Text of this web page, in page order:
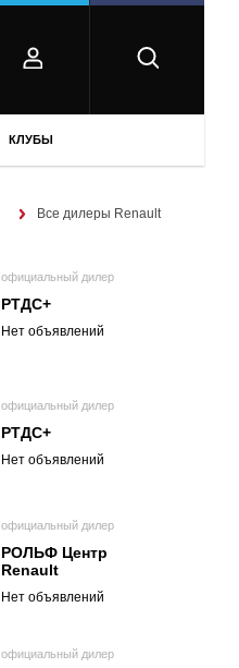
КЛУБЫ
Все дилеры Renault
официальный дилер
РТДС+
Нет объявлений
официальный дилер
РТДС+
Нет объявлений
официальный дилер
РОЛЬФ Центр
Renault
Нет объявлений
официальный дилер